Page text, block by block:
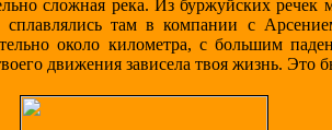
сложная река. Из буржуйских
сплавлялись там в компании с
около километра, с большим
движения зависела твоя жизнь. Это